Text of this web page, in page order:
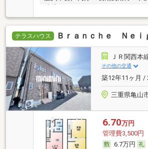
テラスハウス Ｂｒａｎｃｈｅ Ｎｅ
ＪＲ関西本
その他の交通
築12年11ヶ月 /
三重県亀山
6.70万円
管理費3,500円
6.7万円